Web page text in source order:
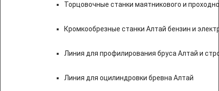
Торцовочные станки маятникового и
Кромкообрезные станки Алтай бензин и
Линия для профилирования бруса Алтай и
Линия для оцилиндровки бревна Алтай